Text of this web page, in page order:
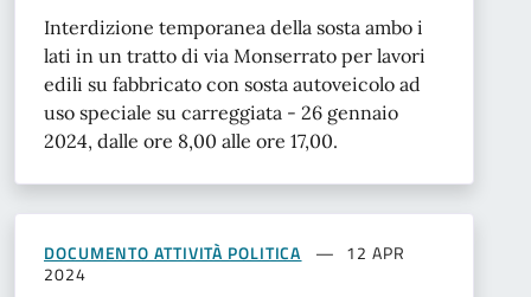
Interdizione temporanea della sosta ambo i
lati in un tratto di via Monserrato per lavori
edili su fabbricato con sosta autoveicolo ad
uso speciale su carreggiata - 26 gennaio
2024, dalle ore 8,00 alle ore 17,00.
DOCUMENTO ATTIVITÀ POLITICA
12 APR
2024